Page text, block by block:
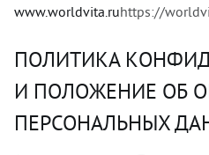
www.worldvita.ruhttps://
ПОЛИТИКА
И ПОЛОЖЕНИЕ ОБ
ПЕРСОНАЛЬНЫХ